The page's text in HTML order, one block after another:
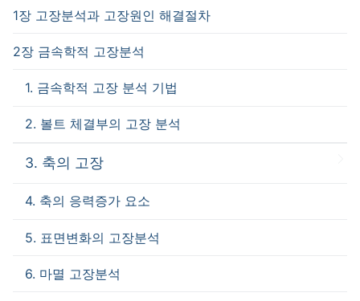
1장 고장분석과 고장원인 해결절차
2장 금속학적 고장분석
1. 금속학적 고장 분석 기법
2. 볼트 체결부의 고장 분석
3. 축의 고장
4. 축의 응력증가 요소
5. 표면변화의 고장분석
6. 마멸 고장분석